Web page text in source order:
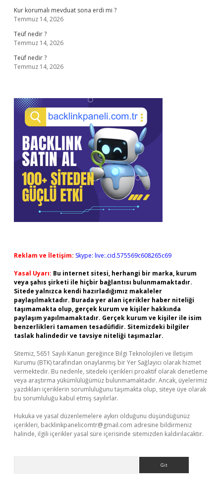
Kur korumalı mevduat sona erdi mi ?
Temmuz 14, 2026
Teüf nedir ?
Temmuz 14, 2026
Teüf nedir ?
Temmuz 14, 2026
Reklam ve İletişim: Skype: live:.cid.575569c608265c69
Yasal Uyarı: Bu internet sitesi, herhangi bir marka, kurum
veya şahıs şirketi ile hiçbir bağlantısı bulunmamaktadır.
Sitede yalnızca kendi hazırladığımız makaleler
paylaşılmaktadır. Burada yer alan içerikler haber niteliği
taşımamakta olup, gerçek kurum ve kişiler hakkında
paylaşım yapılmamaktadır. Gerçek kurum ve kişiler ile isim
benzerlikleri tamamen tesadüfidir. Sitemizdeki bilgiler
taslak halindedir ve tavsiye niteliği taşımazlar.
Sitemiz, 5651 Sayılı Kanun gereğince Bilgi Teknolojileri ve İletişim
Kurumu (BTK) tarafından onaylanmış bir Yer Sağlayıcı olarak hizmet
vermektedir. Bu nedenle, sitedeki içerikleri proaktif olarak denetleme
veya araştırma yükümlülüğümüz bulunmamaktadır. Ancak, üyelerimiz
yazdıkları içeriklerin sorumluluğunu taşımakta olup, siteye üye olarak
bu sorumluluğu kabul etmiş sayılırlar.
Hukuka ve yasal düzenlemelere aykırı olduğunu düşündüğünüz
içerikleri, backlinkpanelicomtr@gmail.com adresine bildirmeniz
halinde, ilgili içerikler yasal süre içerisinde sitemizden kaldırılacaktır.